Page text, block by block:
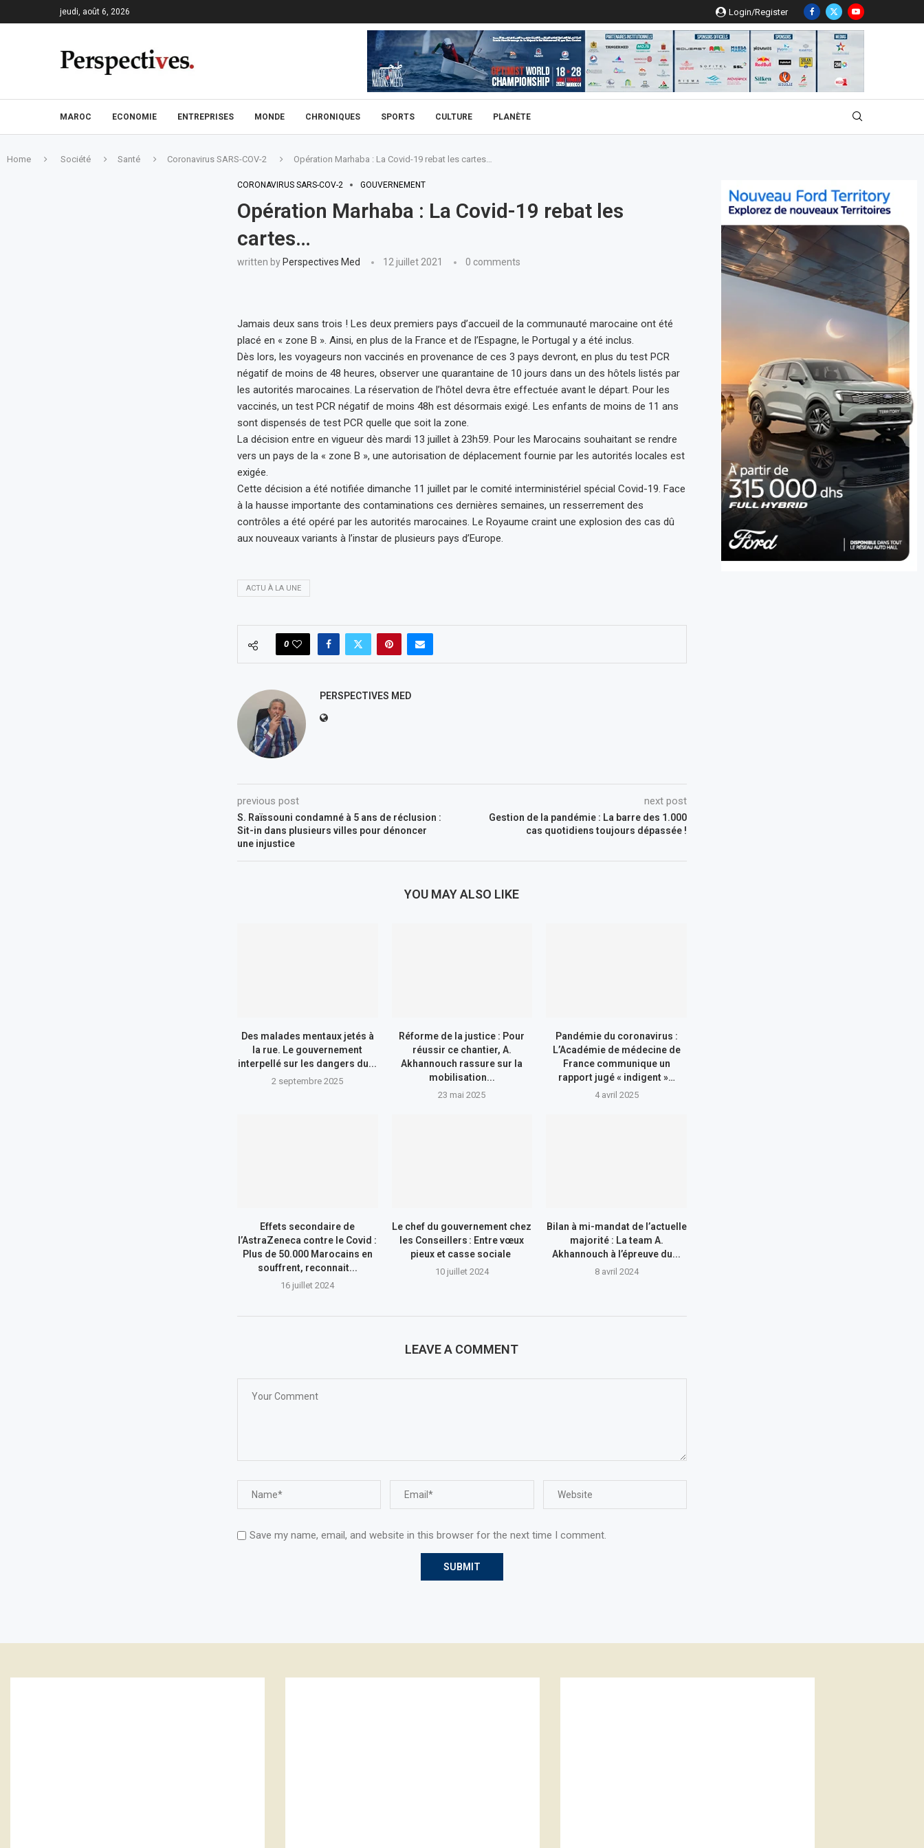
jeudi, août 6, 2026 Login/Register
MAROC ECONOMIE ENTREPRISES MONDE CHRONIQUES SPORTS CULTURE PLANÈTE
Home Société Santé Coronavirus SARS-COV-2 Opération Marhaba : La Covid-19 rebat les cartes…
CORONAVIRUS SARS-COV-2 GOUVERNEMENT
Opération Marhaba : La Covid-19 rebat les
cartes…
written by Perspectives Med 12 juillet 2021 0 comments
Jamais deux sans trois ! Les deux premiers pays d’accueil de la communauté marocaine ont été
placé en « zone B ». Ainsi, en plus de la France et de l’Espagne, le Portugal y a été inclus.
Dès lors, les voyageurs non vaccinés en provenance de ces 3 pays devront, en plus du test PCR
négatif de moins de 48 heures, observer une quarantaine de 10 jours dans un des hôtels listés par
les autorités marocaines. La réservation de l’hôtel devra être effectuée avant le départ. Pour les
vaccinés, un test PCR négatif de moins 48h est désormais exigé. Les enfants de moins de 11 ans
sont dispensés de test PCR quelle que soit la zone.
La décision entre en vigueur dès mardi 13 juillet à 23h59. Pour les Marocains souhaitant se rendre
vers un pays de la « zone B », une autorisation de déplacement fournie par les autorités locales est
exigée.
Cette décision a été notifiée dimanche 11 juillet par le comité interministériel spécial Covid-19. Face
à la hausse importante des contaminations ces dernières semaines, un resserrement des
contrôles a été opéré par les autorités marocaines. Le Royaume craint une explosion des cas dû
aux nouveaux variants à l’instar de plusieurs pays d’Europe.
ACTU À LA UNE
0
PERSPECTIVES MED
previous post
S. Raïssouni condamné à 5 ans de réclusion :
Sit-in dans plusieurs villes pour dénoncer
une injustice
next post
Gestion de la pandémie : La barre des 1.000
cas quotidiens toujours dépassée !
YOU MAY ALSO LIKE
Des malades mentaux jetés à
la rue. Le gouvernement
interpellé sur les dangers du...
2 septembre 2025
Réforme de la justice : Pour
réussir ce chantier, A.
Akhannouch rassure sur la
mobilisation...
23 mai 2025
Pandémie du coronavirus :
L’Académie de médecine de
France communique un
rapport jugé « indigent »…
4 avril 2025
Effets secondaire de
l’AstraZeneca contre le Covid :
Plus de 50.000 Marocains en
souffrent, reconnait...
16 juillet 2024
Le chef du gouvernement chez
les Conseillers : Entre vœux
pieux et casse sociale
10 juillet 2024
Bilan à mi-mandat de l’actuelle
majorité : La team A.
Akhannouch à l’épreuve du...
8 avril 2024
LEAVE A COMMENT
Save my name, email, and website in this browser for the next time I comment.